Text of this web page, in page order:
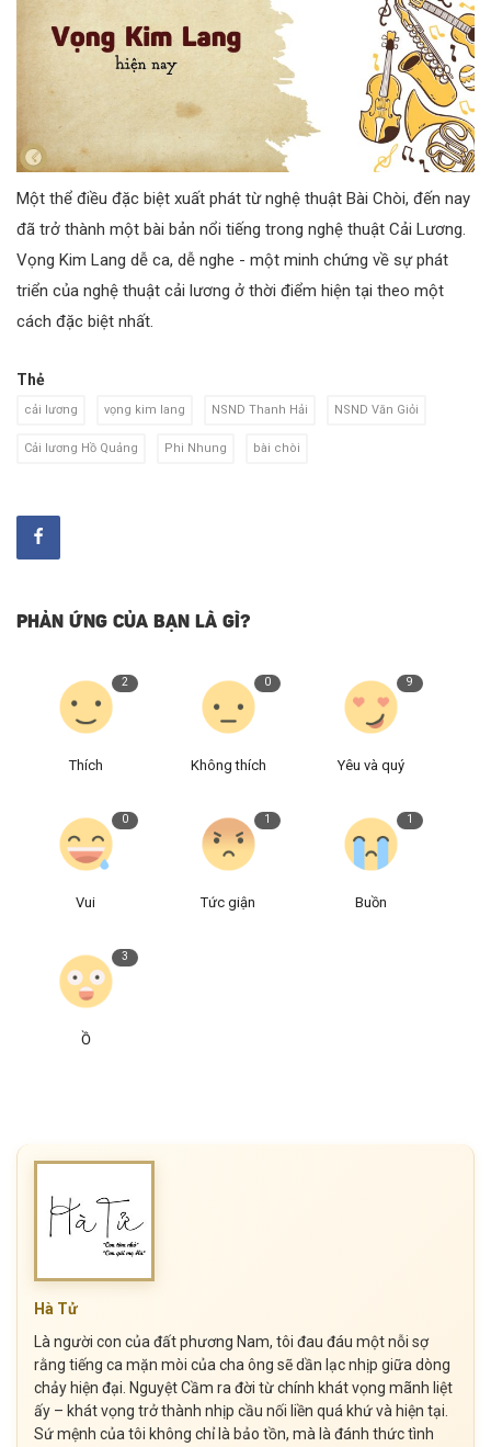
Một thể điều đặc biệt xuất phát từ nghệ thuật Bài Chòi, đến nay
đã trở thành một bài bản nổi tiếng trong nghệ thuật Cải Lương.
Vọng Kim Lang dễ ca, dễ nghe - một minh chứng về sự phát
triển của nghệ thuật cải lương ở thời điểm hiện tại theo một
cách đặc biệt nhất.
Thẻ
cải lương vọng kim lang NSND Thanh Hải NSND Văn Giỏi
Cải lương Hồ Quảng Phi Nhung bài chòi
PHẢN ỨNG CỦA BẠN LÀ GÌ?
2
Thích
0
Không thích
9
Yêu và quý
0
Vui
1
Tức giận
1
Buồn
3
Ồ
Hà Tử
Là người con của đất phương Nam, tôi đau đáu một nỗi sợ
rằng tiếng ca mặn mòi của cha ông sẽ dần lạc nhịp giữa dòng
chảy hiện đại. Nguyệt Cầm ra đời từ chính khát vọng mãnh liệt
ấy – khát vọng trở thành nhịp cầu nối liền quá khứ và hiện tại.
Sứ mệnh của tôi không chỉ là bảo tồn, mà là đánh thức tình